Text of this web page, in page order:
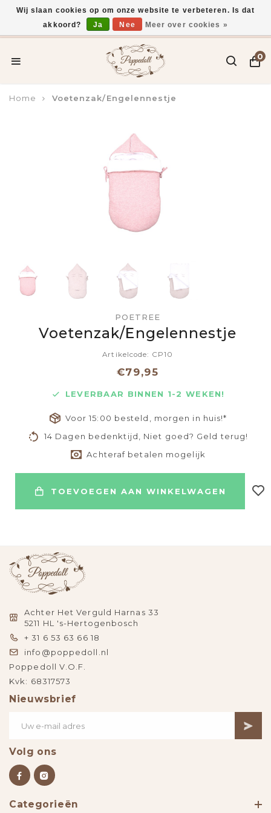
Voor 15:00 uur besteld, vandaag verzonden*
0
Home Voetenzak/Engelennestje
POETREE
Voetenzak/Engelennestje
Artikelcode: CP10
€79,95
LEVERBAAR BINNEN 1-2 WEKEN!
Voor 15:00 besteld, morgen in huis!*
14 Dagen bedenktijd, Niet goed? Geld terug!
Achteraf betalen mogelijk
TOEVOEGEN AAN WINKELWAGEN
Achter Het Verguld Harnas 33
5211 HL 's-Hertogenbosch
+ 31 6 53 63 66 18
info@poppedoll.nl
Poppedoll V.O.F.
Kvk: 68317573
Nieuwsbrief
Volg ons
Categorieën
Wij slaan cookies op om onze website te verbeteren. Is dat
akkoord?
Ja Nee Meer over cookies »